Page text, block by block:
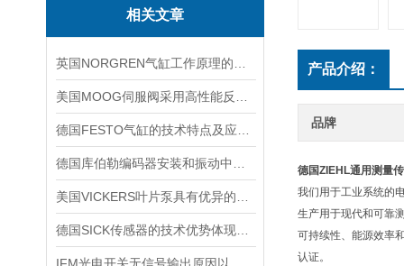
相关文章
产品介绍：
品牌
德国ZIEHL通用测量
我们用于工业系统的
生产用于现代和可靠
可持续性、能源效率
认证。